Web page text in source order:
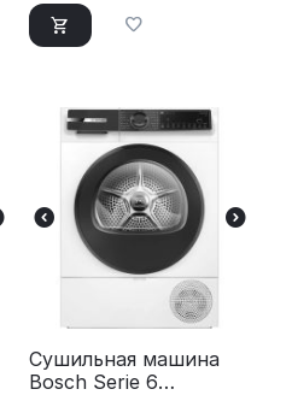
Сушильная машина
Bosch Serie 6